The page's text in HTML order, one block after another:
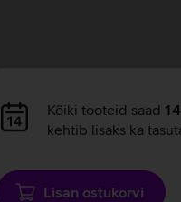
Andmete
laadimine
Kõiki tooteid saad
kehtib lisaks ka
Lisan ostukorvi